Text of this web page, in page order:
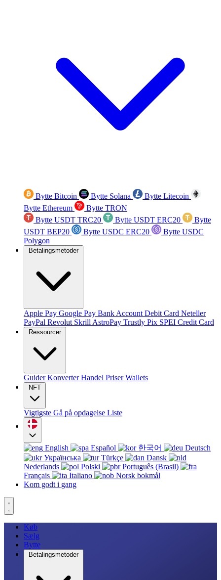
Bytte Bitcoin Bytte Solana
Bytte Litecoin
Bytte Ethereum
Bytte TRON
Bytte USDT TRC20
Bytte USDT ERC20
Bytte
USDT BEP20
Bytte USDC ERC20
Bytte USDC
Polygon
Betalingsmetoder
Apple Pay Google Pay Bank Account Debit Card Neteller
PayPal Revolut Skrill AstroPay Trustly Pix SPEI Credit Card
Ressourcer
GuiderKonverterHandel PriserWallets
NFT
Vigtigste Gå på opdagelse Liste
English Español 한국어
Deutsch
Українська
Türkçe
Dansk
Nederlands
Polski
Português (Brasil)
Français
Italiano
Norsk bokmål
Kom godt i gang
Køb
Sælg
Bytte
Betalingsmetoder